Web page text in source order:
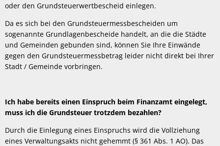
oder den Grundsteuerwertbescheid einlegen.
Da es sich bei den Grundsteuermessbescheiden um
sogenannte Grundlagenbescheide handelt, an die die Städte
und Gemeinden gebunden sind, können Sie Ihre Einwände
gegen den Grundsteuermessbetrag leider nicht direkt bei Ihrer
Stadt / Gemeinde vorbringen.
Ich habe bereits einen Einspruch beim Finanzamt eingelegt,
muss ich die Grundsteuer trotzdem bezahlen?
Durch die Einlegung eines Einspruchs wird die Vollziehung
eines Verwaltungsakts nicht gehemmt (§ 361 Abs. 1 AO). Das